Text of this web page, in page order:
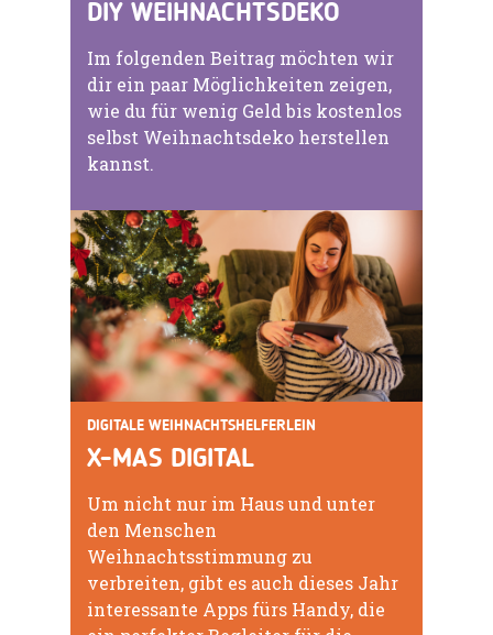
DIY WEIHNACHTSDEKO
Im folgenden Beitrag möchten wir
dir ein paar Möglichkeiten zeigen,
wie du für wenig Geld bis kostenlos
selbst Weihnachtsdeko herstellen
kannst.
DIGITALE WEIHNACHTSHELFERLEIN
X-MAS DIGITAL
Um nicht nur im Haus und unter
den Menschen
Weihnachtsstimmung zu
verbreiten, gibt es auch dieses Jahr
interessante Apps fürs Handy, die